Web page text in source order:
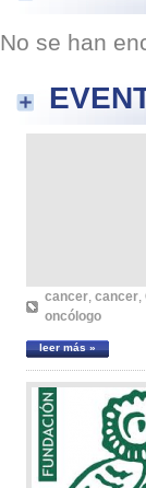
No se han
cancer, cancer,
oncólogo
leer más »